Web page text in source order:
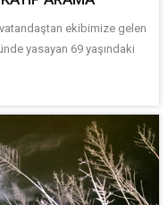
ekibimize gelen
yasayan 69 yaşındaki